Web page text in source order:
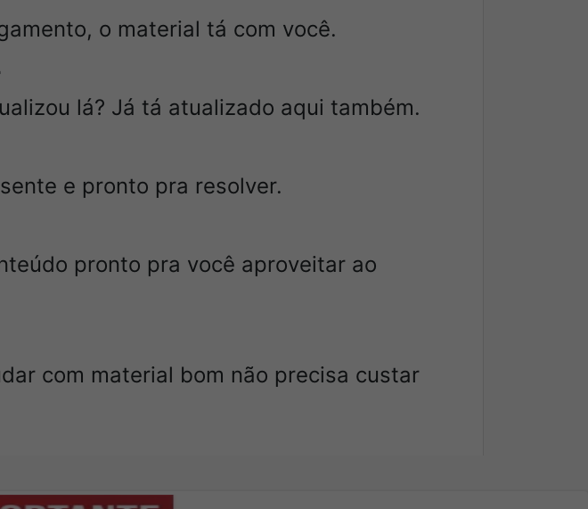
o material tá com você.
lá? Já tá atualizado aqui também.
e pronto pra resolver.
pronto pra você aproveitar ao
com material bom não precisa custar